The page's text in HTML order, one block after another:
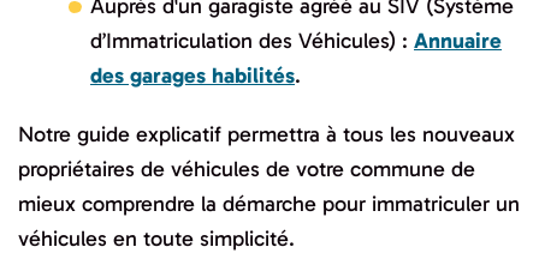
Auprès d'un garagiste agréé au SIV (Système
d’Immatriculation des Véhicules) : Annuaire
des garages habilités.
Notre guide explicatif permettra à tous les nouveaux
propriétaires de véhicules de votre commune de
mieux comprendre la démarche pour immatriculer un
véhicules en toute simplicité.